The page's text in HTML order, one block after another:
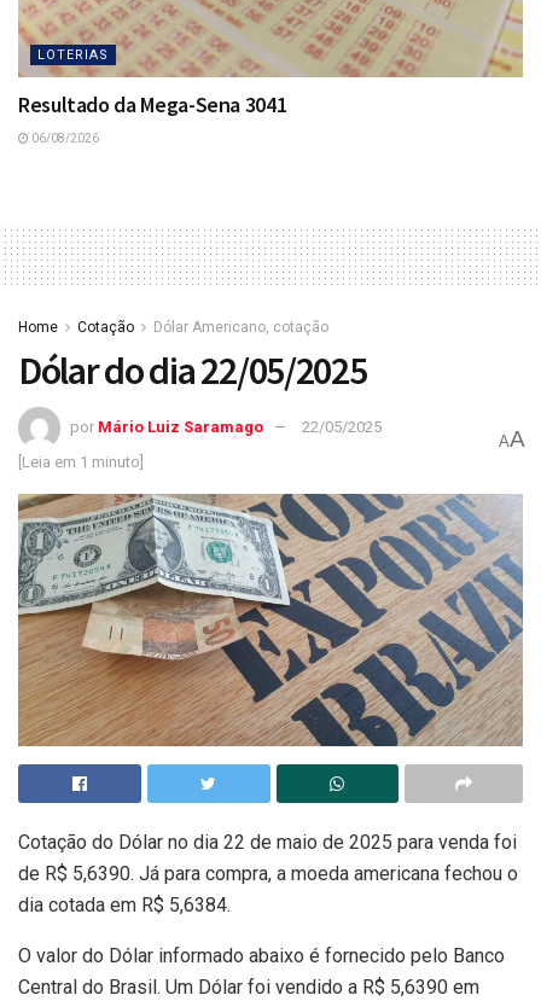
LOTERIAS
Resultado da Mega-Sena 3041
06/08/2026
Home Cotação Dólar Americano, cotação
Dólar do dia 22/05/2025
por Mário Luiz Saramago
22/05/2025
[Leia em 1 minuto]
AA
Cotação do Dólar no dia 22 de maio de 2025 para venda foi
de R$ 5,6390. Já para compra, a moeda americana fechou o
dia cotada em R$ 5,6384.
O valor do Dólar informado abaixo é fornecido pelo Banco
Central do Brasil. Um Dólar foi vendido a R$ 5,6390 em